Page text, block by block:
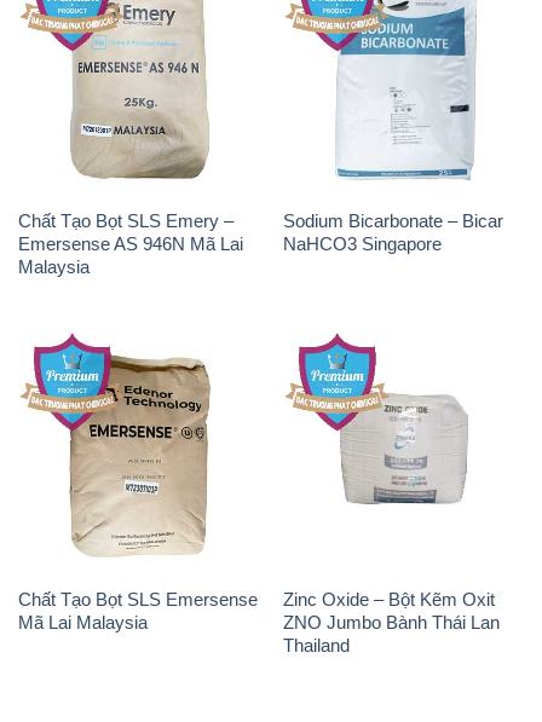
Chất Tạo Bọt SLS Emery –
Emersense AS 946N Mã Lai
Malaysia
Sodium Bicarbonate – Bicar
NaHCO3 Singapore
Chất Tạo Bọt SLS Emersense
Mã Lai Malaysia
Zinc Oxide – Bột Kẽm Oxit
ZNO Jumbo Bành Thái Lan
Thailand